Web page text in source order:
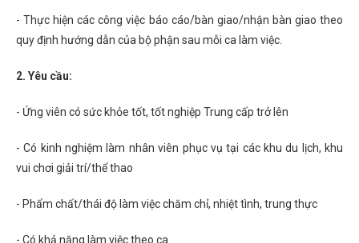
- Thực hiện các công việc báo cáo/bàn giao/nhận bàn giao theo
quy định hướng dẫn của bộ phận sau mỗi ca làm việc.
2. Yêu cầu:
- Ứng viên có sức khỏe tốt, tốt nghiệp Trung cấp trở lên
- Có kinh nghiệm làm nhân viên phục vụ tại các khu du lịch, khu
vui chơi giải trí/thể thao
- Phẩm chất/thái độ làm việc chăm chỉ, nhiệt tình, trung thực
- Có khả năng làm việc theo ca